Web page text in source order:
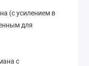
(с усилением в
для
с